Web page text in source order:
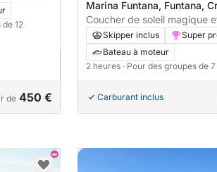
de 12
de 450 €
Marina Funtana, Funtana,
Coucher de soleil magique
découverte des dauphins
Skipper inclus
Super
Bateau à moteur
2 heures · Pour des groupes de
Carburant inclus